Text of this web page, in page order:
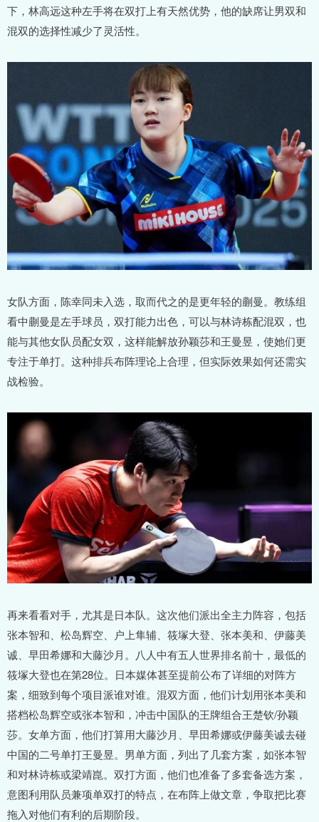
下，林高远这种左手将在双打上有天然优势，他的缺席让男双和
混双的选择性减少了灵活性。
女队方面，陈幸同未入选，取而代之的是更年轻的蒯曼。教练组
看中蒯曼是左手球员，双打能力出色，可以与林诗栋配混双，也
能与其他女队员配女双，这样能解放孙颖莎和王曼昱，使她们更
专注于单打。这种排兵布阵理论上合理，但实际效果如何还需实
战检验。
再来看看对手，尤其是日本队。这次他们派出全主力阵容，包括
张本智和、松岛辉空、户上隼辅、筱塚大登、张本美和、伊藤美
诚、早田希娜和大藤沙月。八人中有五人世界排名前十，最低的
筱塚大登也在第28位。日本媒体甚至提前公布了详细的对阵方
案，细致到每个项目派谁对谁。混双方面，他们计划用张本美和
搭档松岛辉空或张本智和，冲击中国队的王牌组合王楚钦/孙颖
莎。女单方面，他们打算用大藤沙月、早田希娜或伊藤美诚去碰
中国的二号单打王曼昱。男单方面，列出了几套方案，如张本智
和对林诗栋或梁靖崑。双打方面，他们也准备了多套备选方案，
意图利用队员兼项单双打的特点，在布阵上做文章，争取把比赛
拖入对他们有利的后期阶段。